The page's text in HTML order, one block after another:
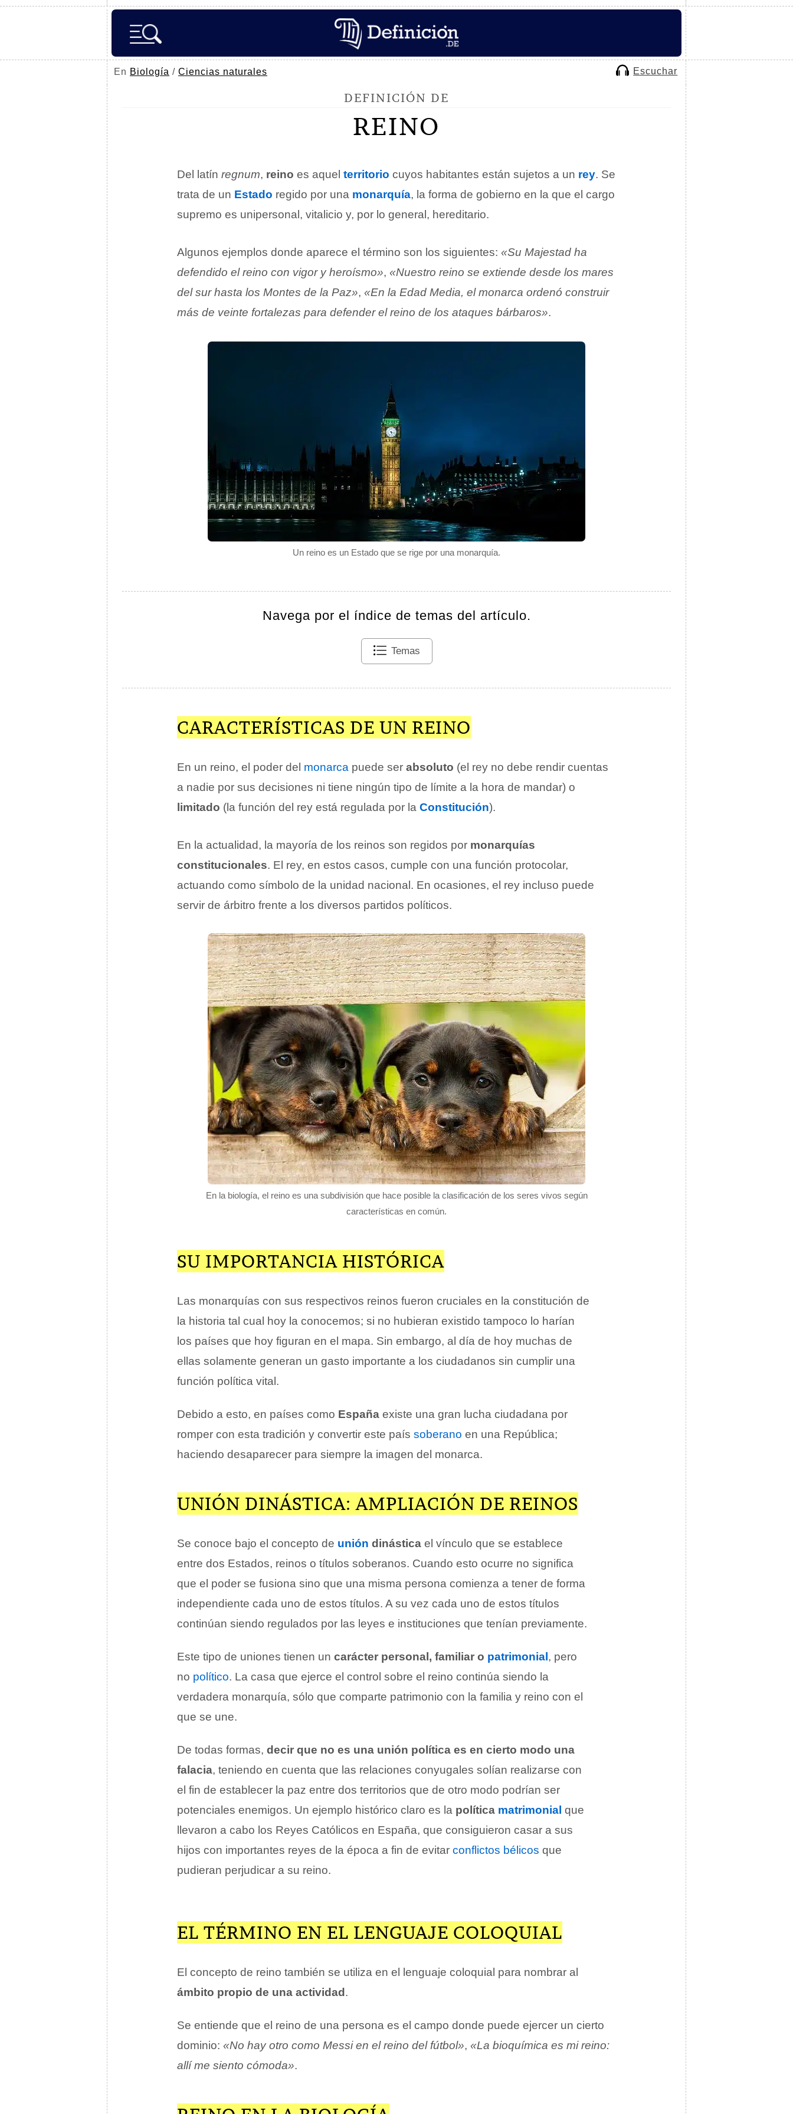
En Biología / Ciencias naturales Escuchar
DEFINICIÓN DE
REINO
Un reino es un Estado que se rige por una monarquía.
Del latín regnum, reino es aquel territorio cuyos habitantes están sujetos a un rey. Se
trata de un Estado regido por una monarquía, la forma de gobierno en la que el cargo
supremo es unipersonal, vitalicio y, por lo general, hereditario.
Algunos ejemplos donde aparece el término son los siguientes: «Su Majestad ha
defendido el reino con vigor y heroísmo», «Nuestro reino se extiende desde los mares
del sur hasta los Montes de la Paz», «En la Edad Media, el monarca ordenó construir
más de veinte fortalezas para defender el reino de los ataques bárbaros».
Navega por el índice de temas del artículo.
Temas
CARACTERÍSTICAS DE UN REINO
En un reino, el poder del monarca puede ser absoluto (el rey no debe rendir cuentas
a nadie por sus decisiones ni tiene ningún tipo de límite a la hora de mandar) o
limitado (la función del rey está regulada por la Constitución).
En la actualidad, la mayoría de los reinos son regidos por monarquías
constitucionales. El rey, en estos casos, cumple con una función protocolar,
actuando como símbolo de la unidad nacional. En ocasiones, el rey incluso puede
servir de árbitro frente a los diversos partidos políticos.
En la biología, el reino es una subdivisión que hace posible la clasificación de los seres vivos según
características en común.
SU IMPORTANCIA HISTÓRICA
Las monarquías con sus respectivos reinos fueron cruciales en la constitución de
la historia tal cual hoy la conocemos; si no hubieran existido tampoco lo harían
los países que hoy figuran en el mapa. Sin embargo, al día de hoy muchas de
ellas solamente generan un gasto importante a los ciudadanos sin cumplir una
función política vital.
Debido a esto, en países como España existe una gran lucha ciudadana por
romper con esta tradición y convertir este país soberano en una República;
haciendo desaparecer para siempre la imagen del monarca.
UNIÓN DINÁSTICA: AMPLIACIÓN DE REINOS
Se conoce bajo el concepto de unión dinástica el vínculo que se establece
entre dos Estados, reinos o títulos soberanos. Cuando esto ocurre no significa
que el poder se fusiona sino que una misma persona comienza a tener de forma
independiente cada uno de estos títulos. A su vez cada uno de estos títulos
continúan siendo regulados por las leyes e instituciones que tenían previamente.
Este tipo de uniones tienen un carácter personal, familiar o patrimonial , pero
no político. La casa que ejerce el control sobre el reino continúa siendo la
verdadera monarquía, sólo que comparte patrimonio con la familia y reino con el
que se une.
De todas formas, decir que no es una unión política es en cierto modo una
falacia, teniendo en cuenta que las relaciones conyugales solían realizarse con
el fin de establecer la paz entre dos territorios que de otro modo podrían ser
potenciales enemigos. Un ejemplo histórico claro es la política matrimonial que
llevaron a cabo los Reyes Católicos en España, que consiguieron casar a sus
hijos con importantes reyes de la época a fin de evitar conflictos bélicos que
pudieran perjudicar a su reino.
EL TÉRMINO EN EL LENGUAJE COLOQUIAL
El concepto de reino también se utiliza en el lenguaje coloquial para nombrar al
ámbito propio de una actividad .
Se entiende que el reino de una persona es el campo donde puede ejercer un cierto
dominio: «No hay otro como Messi en el reino del fútbol», «La bioquímica es mi reino:
allí me siento cómoda».